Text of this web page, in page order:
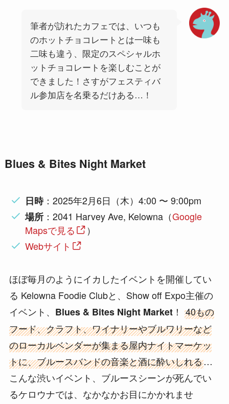
筆者が訪れたカフェでは、いつも
のホットチョコレートとは一味も
二味も違う、限定のスペシャルホ
ットチョコレートを楽しむことが
できました！さすがフェスティバ
ル参加店を名乗るだけある…！
Blues & Bites Night Market
日時：2025年2月6日（木）4:00 〜 9:00pm
場所 ：2041 Harvey Ave, Kelowna（Google
Mapsで見る
）
Webサイト
ほぼ毎月のようにイカしたイベントを開催してい
る Kelowna Foodie Clubと、Show off Expo主催の
イベント、 Blues & Bites Night Market！ 40もの
フード、クラフト、ワイナリーやブルワリーなど
のローカルベンダーが集まる屋内ナイトマーケッ
トに、ブルースバンドの音楽と酒に酔いしれる…
こんな渋いイベント、ブルースシーンが死んでい
るケロウナでは、なかなかお目にかかれませ